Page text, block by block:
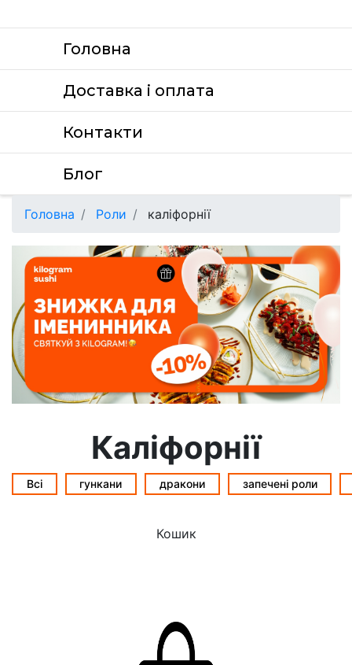
Головна
Доставка i оплата
Контакти
Блог
Головна Роли каліфорнії
Каліфорнії
Всі гункани дракони запечені роли
Кошик